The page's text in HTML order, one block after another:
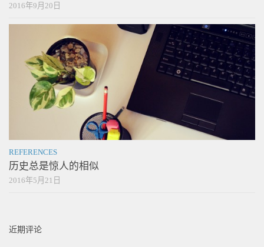
2016年9月20日
REFERENCES
历史总是惊人的相似
2016年5月21日
近期评论